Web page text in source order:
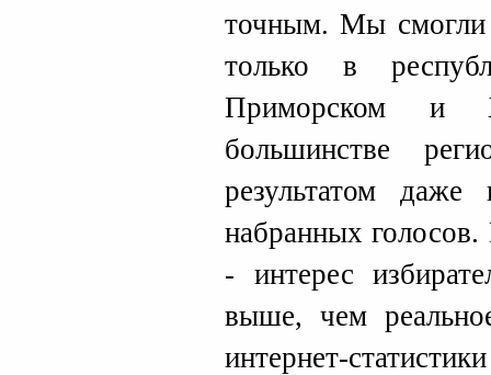
точным. Мы смогли
только в
Приморском и
большинстве
результатом даже
набранных
- интерес
выше, чем
интернет-